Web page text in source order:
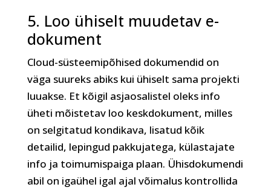
5. Loo ühiselt muudetav e-
dokument
Cloud-süsteemipõhised dokumendid on
väga suureks abiks kui ühiselt sama projekti
luuakse. Et kõigil asjaosalistel oleks info
üheti mõistetav loo keskdokument, milles
on selgitatud kondikava, lisatud kõik
detailid, lepingud pakkujatega, külastajate
info ja toimumispaiga plaan. Ühisdokumendi
abil on igaühel igal ajal võimalus kontrollida